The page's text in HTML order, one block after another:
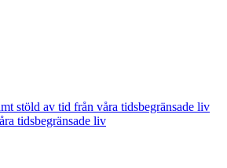
stöld av tid från våra tidsbegränsade liv
tidsbegränsade liv